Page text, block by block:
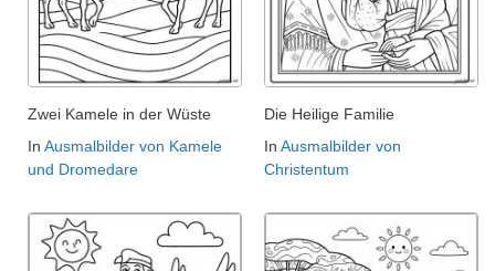
Zwei Kamele in der Wüste
In Ausmalbilder von Kamele
und Dromedare
Die Heilige Familie
In Ausmalbilder von
Christentum